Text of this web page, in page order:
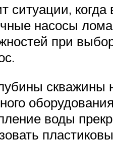
ситуации,
насосы
при
скважины
воды